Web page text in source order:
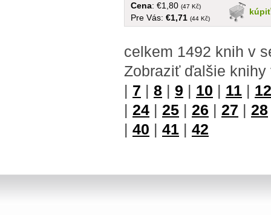
kúpiť
Cena: €1,80 (47 Kč)
Pre Vás: €1,71 (44 Kč)
celkem 1492 knih v
Zobraziť ďalšie
| 7 | 8 | 9 | 10 | 11 | 12
| 24 | 25 | 26 | 27 | 28
| 40 | 41 | 42